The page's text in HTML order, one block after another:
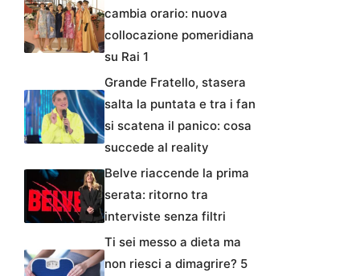
cambia orario: nuova
collocazione pomeridiana
su Rai 1
Grande Fratello, stasera
salta la puntata e tra i fan
si scatena il panico: cosa
succede al reality
Belve riaccende la prima
serata: ritorno tra
interviste senza filtri
Ti sei messo a dieta ma
non riesci a dimagrire? 5